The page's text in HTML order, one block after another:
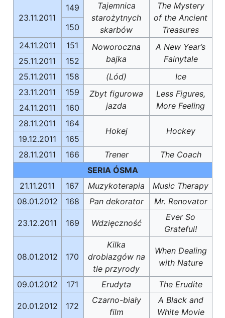
23.11.2011
149
Tajemnica
starożytnych
skarbów
The Mystery
of the Ancient
Treasures
150
24.11.2011
151
Noworoczna
bajka
A New Year’s
Fainytale
25.11.2011
152
25.11.2011
158 (Lód)
Ice
23.11.2011
159
Zbyt figurowa
jazda
Less Figures,
More Feeling
24.11.2011
160
28.11.2011
164
Hokej
Hockey
19.12.2011
165
28.11.2011
166 Trener
The Coach
SERIA ÓSMA
21.11.2011
167 Muzykoterapia
Music Therapy
08.01.2012
168 Pan dekorator Mr. Renovator
23.12.2011 169 Wdzięczność
Ever So
Grateful!
08.01.2012 170
Kilka
drobiazgów na
tle przyrody
When Dealing
with Nature
09.01.2012 171 Erudyta The Erudite
20.01.2012 172
Czarno-biały
film
A Black and
White Movie